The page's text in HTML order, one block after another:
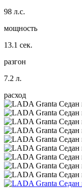
98 л.с.
мощность
13.1 сек.
разгон
7.2 л.
расход